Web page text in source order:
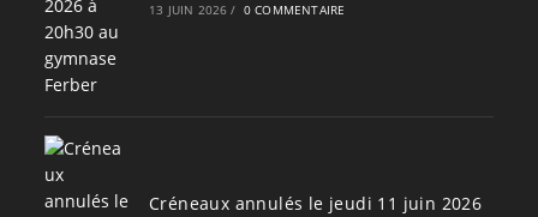
13 JUIN 2026 / 0 COMMENTAIRE
Créneaux annulés le jeudi 11 juin 2026